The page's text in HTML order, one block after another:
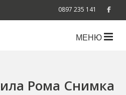
0897 235 141
МЕНЮ
Рома Снимка